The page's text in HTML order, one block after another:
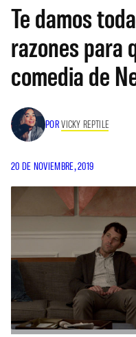
Te damos
razones para
comedia de
PORVICKY REPTILE
20 DE NOVIEMBRE, 2019